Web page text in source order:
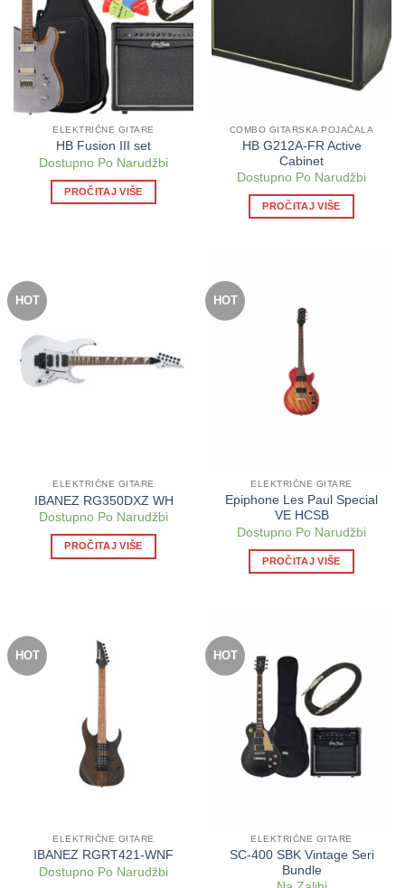
ELEKTRIČNE GITARE
HB Fusion III set
Dostupno Po Narudžbi
PROČITAJ VIŠE
COMBO GITARSKA POJAČALA
HB G212A-FR Active
Cabinet
Dostupno Po Narudžbi
PROČITAJ VIŠE
HOT
ELEKTRIČNE GITARE
IBANEZ RG350DXZ WH
Dostupno Po Narudžbi
PROČITAJ VIŠE
HOT
ELEKTRIČNE GITARE
Epiphone Les Paul Special
VE HCSB
Dostupno Po Narudžbi
PROČITAJ VIŠE
HOT
ELEKTRIČNE GITARE
IBANEZ RGRT421-WNF
Dostupno Po Narudžbi
HOT
ELEKTRIČNE GITARE
SC-400 SBK Vintage Seri
Bundle